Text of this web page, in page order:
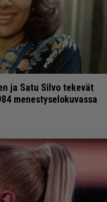
ja Satu Silvo tekevät
menestyselokuvassa